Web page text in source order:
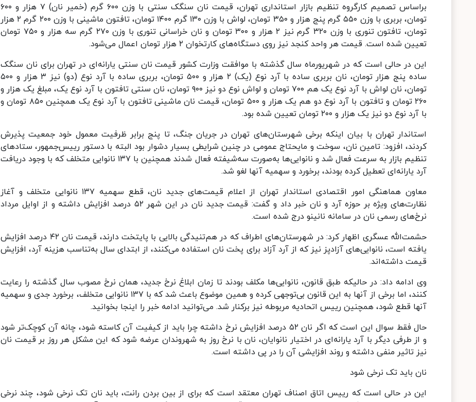
براساس تصمیم کارگروه تنظیم بازار استانداری تهران، قیمت نان سنگک سنتی با وزن ۶۰۰ گرم (خمیر نان) ۷ هزار و ۶۰۰
تومان، بربری با وزن ۵۵۰ گرم پنج هزار و ۳۵۰ تومان، لواش با وزن ۱۳۰ گرم ۱۴۰۰ تومان، تافتون ماشینی با وزن ۲۰۰ گرم ۲ هزار
تومان، تافتون تنوری با وزن ۳۲۰ گرم نیز ۲ هزار و ۳۰۰ تومان و نان خراسانی تنوری با وزن ۲۷۰ گرم سه هزار و ۷۵۰ تومان
تعیین شده است. قیمت هر واحد کنجد نیز روی دستگاه‌های کارتخوان ۲ هزار تومان اعمال می‌شود.
این در حالی است که در شهریورماه سال گذشته با موافقت وزارت کشور قیمت نان سنتی یارانه‌ای در تهران برای نان سنگک
ساده پنج هزار تومان، نان بربری ساده با آرد نوع (یک) ۲ هزار و ۵۰۰ تومان، بربری ساده با آرد نوع (دو) نیز ۳ هزار و ۵۰۰
تومان، نان لواش با آرد نوع یک هم ۷۰۰ تومان و لواش نوع دو نیز ۹۰۰ تومان، نان سنتی تافتون با آرد نوع یک، مبلغ یک هزار و
۲۶۰ تومان و تافتون با آرد نوع دو هم یک هزار و ۵۰۰ تومان، قیمت نان ماشینی تافتون با آرد نوع یک همچنین ۸۵۰ تومان و
با آرد نوع دو نیز یک هزار و ۲۰۰ تومان تعیین شده بود.
استاندار تهران با بیان اینکه برخی شهرستان‌های تهران در جریان جنگ، تا پنج برابر ظرفیت معمول خود جمعیت پذیرش
کردند، افزود: تامین نان، سوخت و مایحتاج عمومی در چنین شرایطی بسیار دشوار بود البته با دستور رییس‌جمهور، ستادهای
تنظیم بازار به سرعت فعال شد و نانوایی‌ها به‌صورت سه‌شیفته فعال شدند همچنین با ۱۳۷ نانوایی متخلف که با وجود دریافت
آرد یارانه‌ای تعطیل کرده بودند، برخورد و سهمیه آنها لغو شد.
معاون هماهنگی امور اقتصادی استاندار تهران از اعلام قیمت‌های جدید نان، قطع سهمیه ۱۳۷ نانوایی‌ متخلف و آغاز
نظارت‌های ویژه بر حوزه آرد و نان خبر داد و گفت: قیمت جدید نان در این شهر ۵۲ درصد افزایش داشته و از اوایل مرداد
نرخ‌های رسمی نان در سامانه نانینو درج شده است.
حشمت‌الله عسگری اظهار کرد: در شهرستان‌های اطراف که در هم‌تنیدگی بالایی با پایتخت دارند، قیمت نان ۴۲ درصد افزایش
یافته است، نانوایی‌های آزادپز نیز که از آرد آزاد برای پخت نان استفاده می‌کنند، از ابتدای سال به‌تناسب هزینه آرد، افزایش
قیمت داشته‌اند.
وی ادامه داد: در حالیکه طبق قانون، نانوایی‌ها مکلف بودند تا زمان ابلاغ نرخ جدید، همان نرخ مصوب سال گذشته را رعایت
کنند، اما برخی از آنها به این قانون بی‌توجهی کرده و همین موضوع باعث شد که با ۱۳۷ نانوایی متخلف، برخورد جدی و سهمیه
آنها قطع شود، همچنین رییس اتحادیه مربوطه نیز برکنار شد. می‌توانید ادامه خبر را اینجا بخوانید.
حال فقط سوال این است که اگر نان ۵۲ درصد افزایش نرخ داشته چرا باید از کیفیت آن کاسته شود، چانه آن کوچک‌تر شود
و از طرفی دیگر با آرد یارانه‌ای در اختیار نانوایان، نان با نرخ روز به شهروندان عرضه شود که این مشکل هر روز بر قیمت نان
نیز تاثیر منفی داشته و روند افزایشی آن را در پی داشته است.
نان باید تک نرخی شود
این در حالی است که رییس اتاق اصناف تهران معتقد است که برای از بین بردن رانت، باید نان تک نرخی شود، چند نرخی